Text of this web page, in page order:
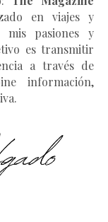
en viajes y
pasiones y
es transmitir
a través de
información,